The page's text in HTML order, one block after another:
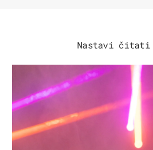
Nastavi čitati
KULTURA & ZABAVA